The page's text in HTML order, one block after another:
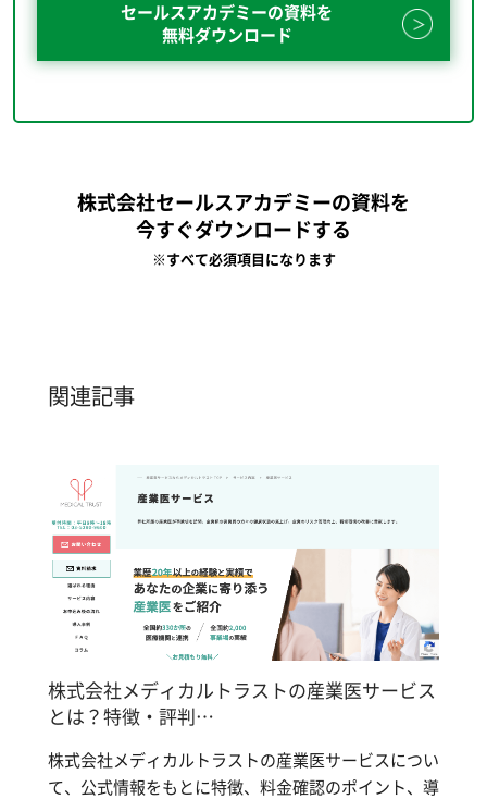
セールスアカデミーの資料を
無料ダウンロード
株式会社セールスアカデミーの資料を
今すぐダウンロードする
※すべて必須項目になります
関連記事
株式会社メディカルトラストの産業医サービス
とは？特徴・評判…
株式会社メディカルトラストの産業医サービスについ
て、公式情報をもとに特徴、料金確認のポイント、導